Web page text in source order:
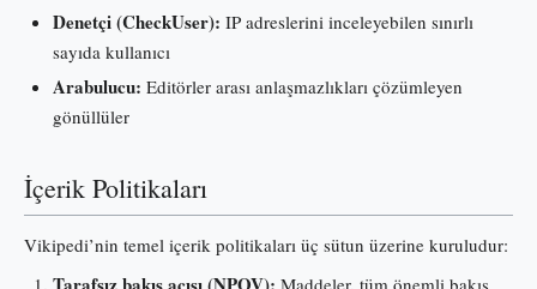
Denetçi (CheckUser): IP adreslerini inceleyebilen sınırlı
sayıda kullanıcı
Arabulucu: Editörler arası anlaşmazlıkları çözümleyen
gönüllüler
İçerik Politikaları
Vikipedi’nin temel içerik politikaları üç sütun üzerine kuruludur:
Maddeler, tüm önemli bakış